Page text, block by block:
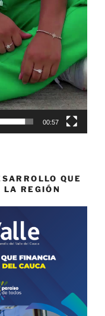
00:57
QUE
LA REGIÓN